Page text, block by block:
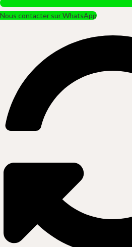
Nous contacter sur WhatsApp